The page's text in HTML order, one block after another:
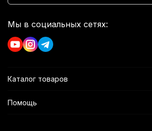
Мы в социальных сетях:
Каталог товаров
Помощь